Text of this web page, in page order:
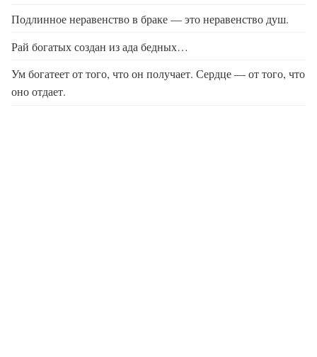
Подлинное неравенство в браке — это неравенство душ.
Рай богатых создан из ада бедных…
Ум богатеет от того, что он получает. Сердце — от того, что
оно отдает.